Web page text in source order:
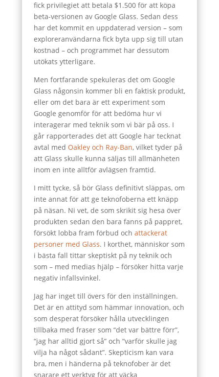
fick privilegiet att betala $1.500 för att köpa
beta-versionen av Google Glass. Sedan dess
har det kommit en uppdaterad version – som
exploreranvändarna fick byta upp sig till utan
kostnad – och programmet har dessutom
utökats ytterligare.
Men fortfarande spekuleras det om Google
Glass någonsin kommer bli en faktisk produkt,
eller om det bara är ett experiment som
Google genomför för att bedöma hur vi
interagerar med teknik som vi bär på oss. I
går rapporterades det att Google har tecknat
avtal med Oakley och Ray-Ban, vilket tyder på
att Glass skulle kunna säljas till allmänheten
inom en inte alltför avlägsen framtid.
I mitt tycke, så bör Glass definitivt släppas, om
inte annat för att ge teknofoberna ett knäpp
på näsan. Ni vet, de som skrikit sig hesa över
produkten sedan den bara fanns på pappret,
försökt lobba fram förbud och attackerat
personer med Glass. I korthet, människor som
i bästa fall tittar skeptiskt på ny teknik och
som – med medias hjälp – försöker hitta varje
negativ infallsvinkel.
Jag har inget till övers för den inställningen.
Det är en attityd som hämmar innovation, och
som desperat försöker hålla utvecklingen
tillbaka med fraser som “det var bättre förr”,
“jag har alltid gjort så” och “varför skulle jag
vilja ha något sådant”. Skepticism kan vara
bra, men i händerna på teknofober är det
snarare ett verktyg för att väcka